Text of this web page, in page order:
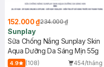
152.000 ₫234.000 ₫
Sunplay
Sữa Chống Nắng Sunplay Skin
Aqua Dưỡng Da Sáng Mịn 55g
4.9 (108)
454/tháng